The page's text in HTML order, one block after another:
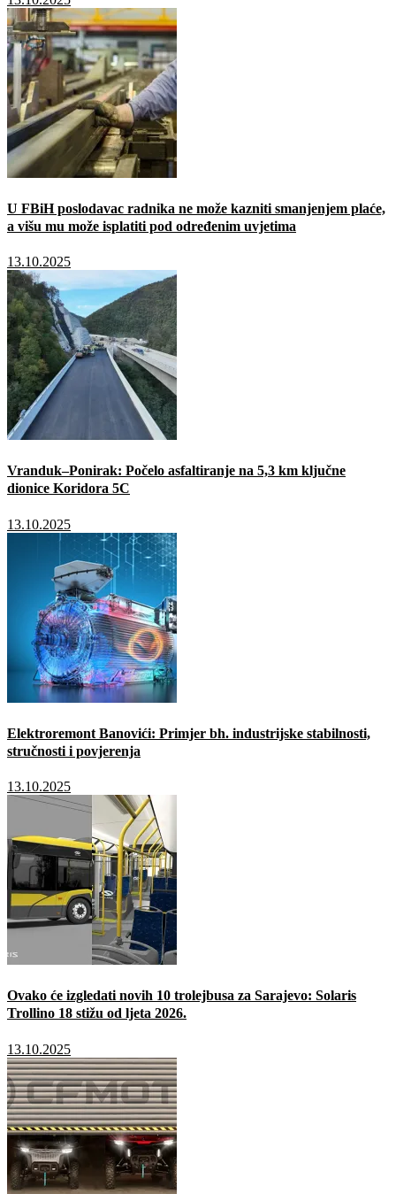
U FBiH poslodavac radnika ne može kazniti smanjenjem plaće,
a višu mu može isplatiti pod određenim uvjetima
13.10.2025
Vranduk–Ponirak: Počelo asfaltiranje na 5,3 km ključne
dionice Koridora 5C
13.10.2025
Elektroremont Banovići: Primjer bh. industrijske stabilnosti,
stručnosti i povjerenja
13.10.2025
Ovako će izgledati novih 10 trolejbusa za Sarajevo: Solaris
Trollino 18 stižu od ljeta 2026.
13.10.2025